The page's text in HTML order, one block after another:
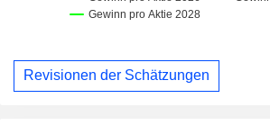
Revisionen der Schätzungen